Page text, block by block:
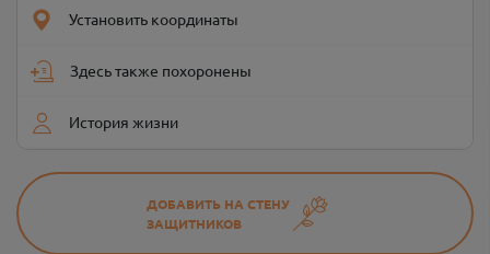
Установить координаты
Здесь также похоронены
История жизни
ДОБАВИТЬ НА СТЕНУ
ЗАЩИТНИКОВ